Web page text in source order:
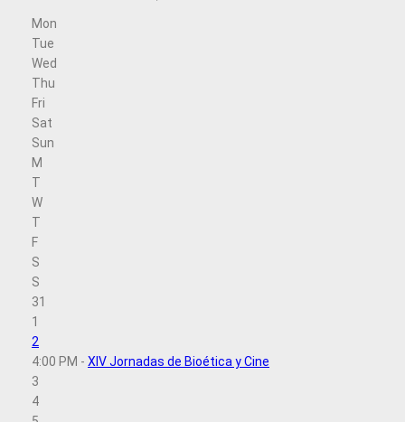
Mon
Tue
Wed
Thu
Fri
Sat
Sun
M
T
W
T
F
S
S
31
1
2
4:00 PM - XIV Jornadas de Bioética y Cine
3
4